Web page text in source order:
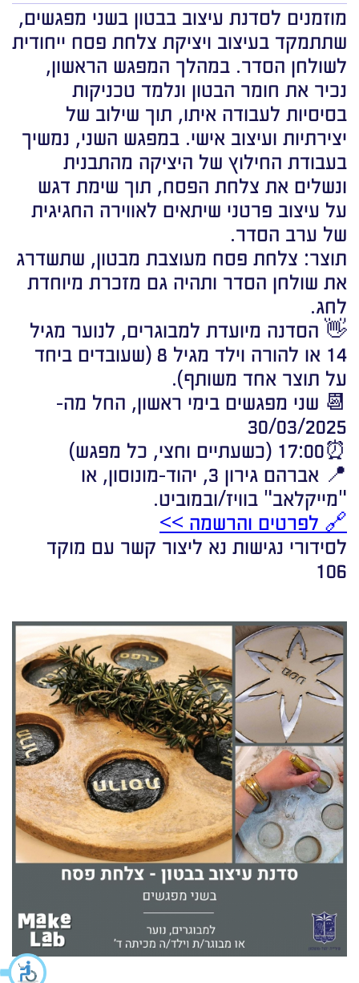
מוזמנים לסדנת עיצוב בבטון בשני מפגשים,
שתתמקד בעיצוב ויציקת צלחת פסח ייחודית
לשולחן הסדר. במהלך המפגש הראשון,
נכיר את חומר הבטון ונלמד טכניקות
בסיסיות לעבודה איתו, תוך שילוב של
יצירתיות ועיצוב אישי. במפגש השני, נמשיך
בעבודת החילוץ של היציקה מהתבנית
ונשלים את צלחת הפסח, תוך שימת דגש
על עיצוב פרטני שיתאים לאווירה החגיגית
של ערב הסדר.
תוצר: צלחת פסח מעוצבת מבטון, שתשדרג
את שולחן הסדר ותהיה גם מזכרת מיוחדת
לחג.
👋 הסדנה מיועדת למבוגרים, לנוער מגיל
14 או להורה וילד מגיל 8 (שעובדים ביחד
על תוצר אחד משותף).
📆 שני מפגשים בימי ראשון, החל מה-
30/03/2025
⏰17:00 (כשעתיים וחצי, כל מפגש)
📍 אברהם גירון 3, יהוד-מונוסון, או
"מייקלאב" בוויז/ובמוביט.
🔗 לפרטים והרשמה >>
לסידורי נגישות נא ליצור קשר עם מוקד
106